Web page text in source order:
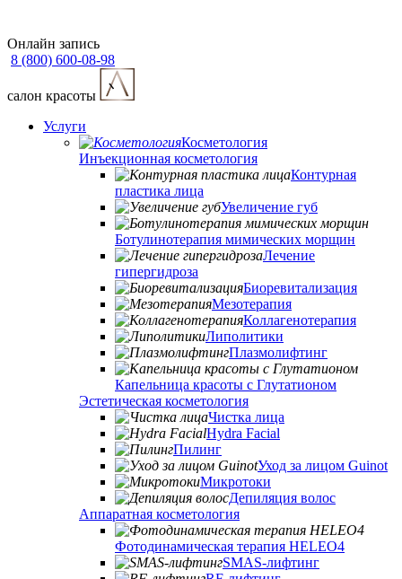
Онлайн запись
8 (800) 600-08-98
cалон красоты
Услуги
Косметология
Инъекционная косметология
Контурная
пластика лица
Увеличение губ
Ботулинотерапия мимических морщин
Лечение
гипергидроза
Биоревитализация
Мезотерапия
Коллагенотерапия
Липолитики
Плазмолифтинг
Капельница красоты с Глутатионом
Эстетическая косметология
Чистка лица
Hydra Facial
Пилинг
Уход за лицом Guinot
Микротоки
Депиляция волос
Аппаратная косметология
Фотодинамическая терапия HELEO4
SMAS-лифтинг